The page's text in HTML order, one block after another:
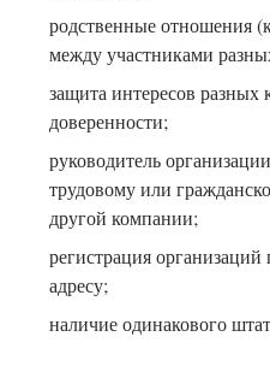
родственные отношения
между участниками
защита интересов
доверенности;
руководитель
трудовому или
другой компании;
регистрация
адресу;
наличие одинакового